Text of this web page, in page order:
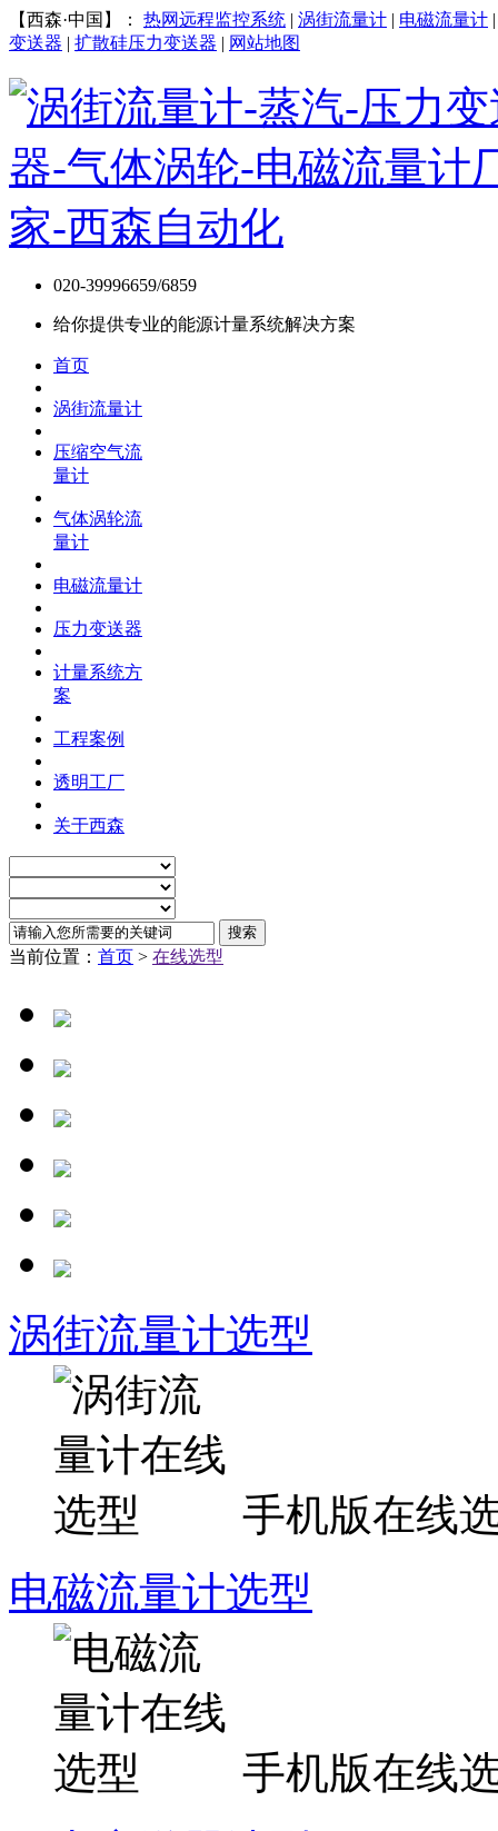
【西森·中国】： 热网远程监控系统 | 涡街流量计 | 电磁流量计
变送器 | 扩散硅压力变送器 | 网站地图
020-39996659/6859
给你提供专业的能源计量系统解决方案
首页
涡街流量计
压缩空气流
量计
气体涡轮流
量计
电磁流量计
压力变送器
计量系统方
案
工程案例
透明工厂
关于西森
当前位置： 首页 > 在线选型
涡街流量计选型
手机版在线
电磁流量计选型
手机版在线